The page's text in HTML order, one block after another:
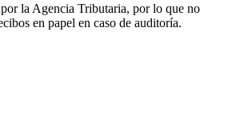
la Agencia Tributaria, por lo que no
en papel en caso de auditoría.